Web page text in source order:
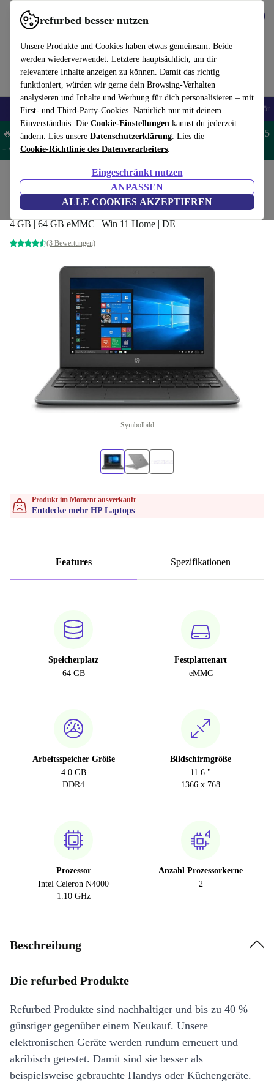
refurbed besser nutzen
Unsere Produkte und Cookies haben etwas gemeinsam: Beide
werden wiederverwendet. Letztere hauptsächlich, um dir
relevantere Inhalte anzeigen zu können. Damit das richtig
funktioniert, würden wir gerne dein Browsing-Verhalten
analysieren und Inhalte und Werbung für dich personalisieren – mit
First- und Third-Party-Cookies. Natürlich nur mit deinem
Einverständnis. Die Cookie-Einstellungen kannst du jederzeit
ändern. Lies unsere Datenschutzerklärung. Lies die
Cookie-Richtlinie des Datenverarbeiters.
Eingeschränkt nutzen
ANPASSEN
ALLE COOKIES AKZEPTIEREN
refurbed schnell und einfach nutzen
🎒 Back to school Handys Laptops Tablets Smartwatches Zubehör
🔥 Spare 5% EXTRA auf MacBooks und iPads – Code: MACPAD5
- AGB
Laptops HP Laptops
HP Stream 11 Pro G5 | N4000 | 11.6"
4 GB | 64 GB eMMC | Win 11 Home | DE
(3 Bewertungen)
Symbolbild
Produkt im Moment ausverkauft
Entdecke mehr HP Laptops
Features Spezifikationen
Speicherplatz
64 GB
Festplattenart
eMMC
Arbeitsspeicher Größe
4.0 GB
DDR4
Bildschirmgröße
11.6 "
1366 x 768
Prozessor
Intel Celeron N4000
1.10 GHz
Anzahl Prozessorkerne
2
Beschreibung
Die refurbed Produkte
Refurbed Produkte sind nachhaltiger und bis zu 40 %
günstiger gegenüber einem Neukauf. Unsere
elektronischen Geräte werden rundum erneuert und
akribisch getestet. Damit sind sie besser als
beispielsweise gebrauchte Handys oder Küchengeräte.